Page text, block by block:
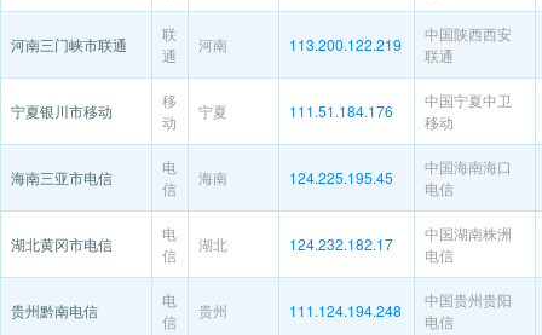
河南三门峡市联通
联
通
河南 113.200.122.219
中国陕西西安
联通
宁夏银川市移动
移
动
宁夏 111.51.184.176
中国宁夏中卫
移动
海南三亚市电信
电
信
海南 124.225.195.45
中国海南海口
电信
湖北黄冈市电信
电
信
湖北 124.232.182.17
中国湖南株洲
电信
贵州黔南电信
电
信
贵州 111.124.194.248
中国贵州贵阳
电信